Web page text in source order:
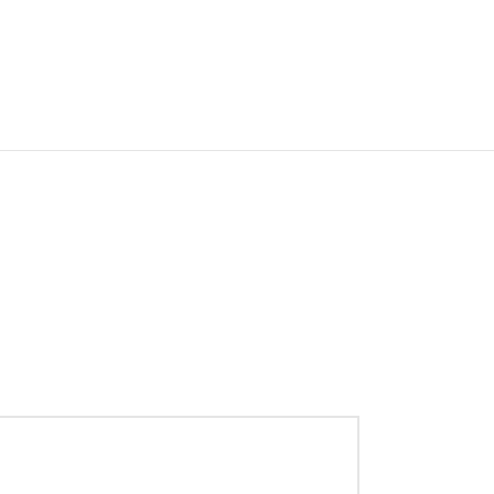
proizvoda